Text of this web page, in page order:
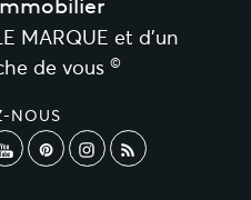
MARQUE et d’un
de vous ©
NOUS